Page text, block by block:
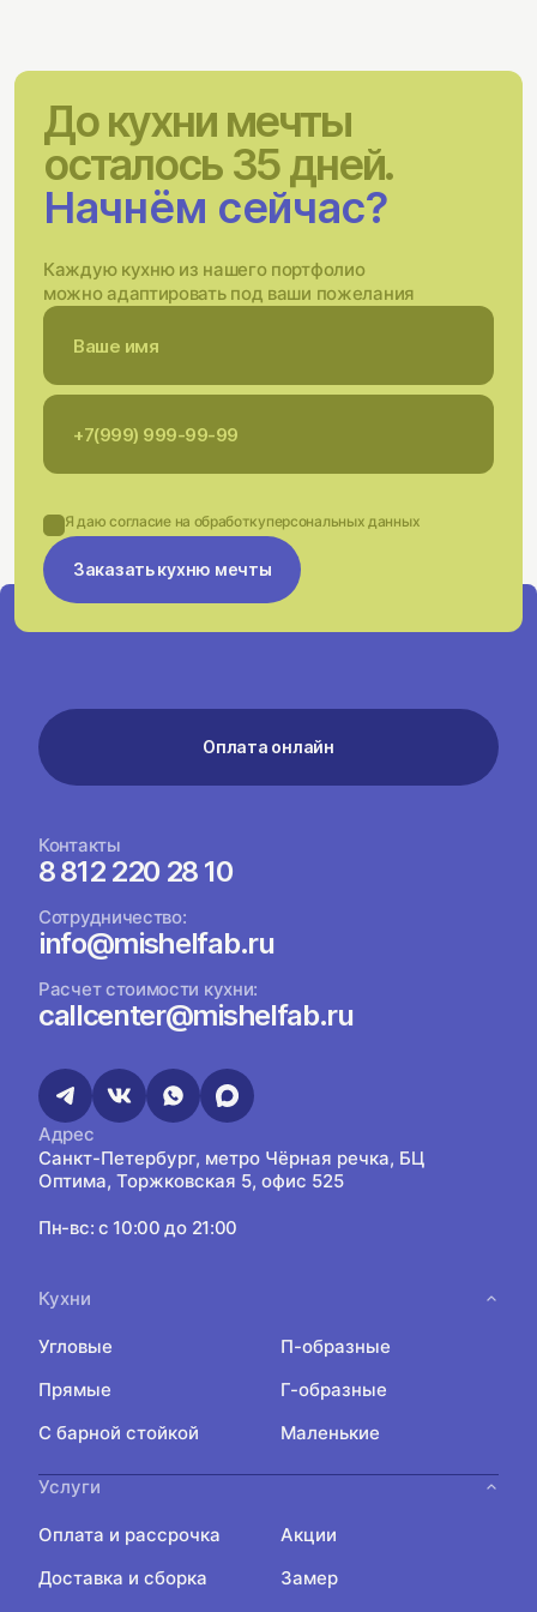
До кухни мечты
осталось 35 дней.
Начнём сейчас?
Каждую кухню из нашего портфолио
можно адаптировать под ваши пожелания
Я даю согласие на обработкуперсональных данных
Заказать кухню мечты
Оплата онлайн
Контакты
8 812 220 28 10
Сотрудничество:
info@mishelfab.ru
Расчет стоимости кухни:
callcenter@mishelfab.ru
Адрес
Санкт-Петербург, метро Чёрная речка, БЦ
Оптима, Торжковская 5, офис 525
Пн-вс: с 10:00 до 21:00
Кухни
Угловые
П-образные
Прямые
Г-образные
С барной стойкой
Маленькие
Услуги
Оплата и рассрочка
Акции
Доставка и сборка
Замер